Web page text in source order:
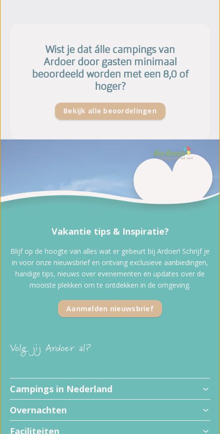
Wist je dat álle campings van
Ardoer door gasten minimaal
beoordeeld worden met een 8,0 of
hoger?
Bekijk alle beoordelingen
Volg jij Ardoer al?
Campings in Nederland
Overnachten
Faciliteiten
Vakantie tips & Inspiratie?
Blijf op de hoogte van alles wat er gebeurt bij Ardoer! Schrijf je
in voor onze nieuwsbrief en ontvang exclusieve aanbiedingen,
handige tips, nieuws over evenementen en updates over de
mooiste plekken om te ontdekken in de omgeving.
Aanmelden nieuwsbrief